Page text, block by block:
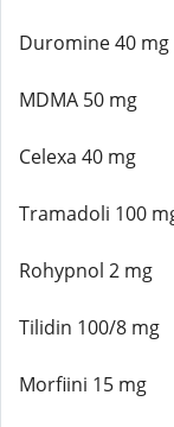
Duromine 40 mg
MDMA 50 mg
Celexa 40 mg
Tramadoli 100
Rohypnol 2 mg
Tilidin 100/8 mg
Morfiini 15 mg